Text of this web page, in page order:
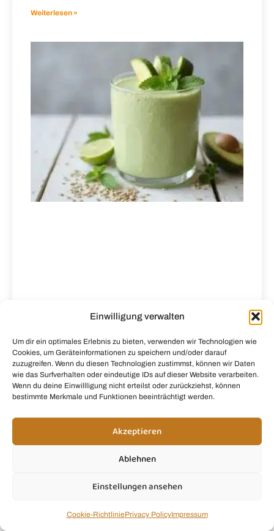
Einwilligung verwalten
Um dir ein optimales Erlebnis zu bieten, verwenden wir Technologien wie
Cookies, um Geräteinformationen zu speichern und/oder darauf
zuzugreifen. Wenn du diesen Technologien zustimmst, können wir Daten
wie das Surfverhalten oder eindeutige IDs auf dieser Website verarbeiten.
Wenn du deine Einwillligung nicht erteilst oder zurückziehst, können
bestimmte Merkmale und Funktionen beeinträchtigt werden.
Akzeptieren
Ablehnen
Einstellungen ansehen
Cookie-RichtliniePrivacy PolicyImpressum
Weiterlesen »
Veganer Avocado-Smoothie
Nahrhafter veganer Avocado-Smoothie, der einen
eingefleischten Speck-Liebhaber bekehrt hat—
entdecke die geheime Technik, die ihn absolut
unwiderstehlich macht.
Weiterlesen »